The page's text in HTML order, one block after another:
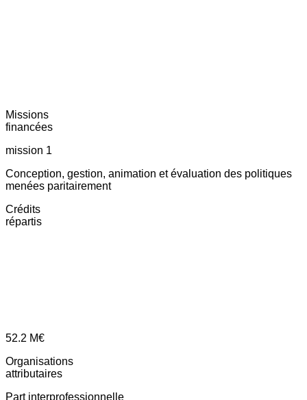
Missions
financées
mission 1
Conception, gestion, animation et évaluation des politiques
menées paritairement
Crédits
répartis
52.2 M€
Organisations
attributaires
Part interprofessionnelle